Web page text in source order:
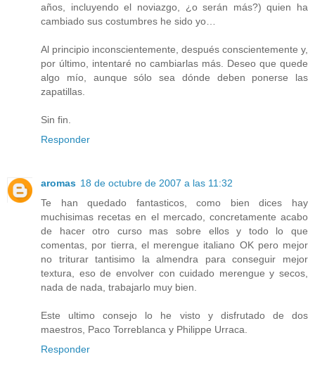
años, incluyendo el noviazgo, ¿o serán más?) quien ha
cambiado sus costumbres he sido yo…
Al principio inconscientemente, después conscientemente y,
por último, intentaré no cambiarlas más. Deseo que quede
algo mío, aunque sólo sea dónde deben ponerse las
zapatillas.
Sin fin.
Responder
aromas 18 de octubre de 2007 a las 11:32
Te han quedado fantasticos, como bien dices hay
muchisimas recetas en el mercado, concretamente acabo
de hacer otro curso mas sobre ellos y todo lo que
comentas, por tierra, el merengue italiano OK pero mejor
no triturar tantisimo la almendra para conseguir mejor
textura, eso de envolver con cuidado merengue y secos,
nada de nada, trabajarlo muy bien.
Este ultimo consejo lo he visto y disfrutado de dos
maestros, Paco Torreblanca y Philippe Urraca.
Responder